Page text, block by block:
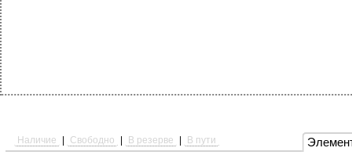
Наличие Свободно В резерве В пути